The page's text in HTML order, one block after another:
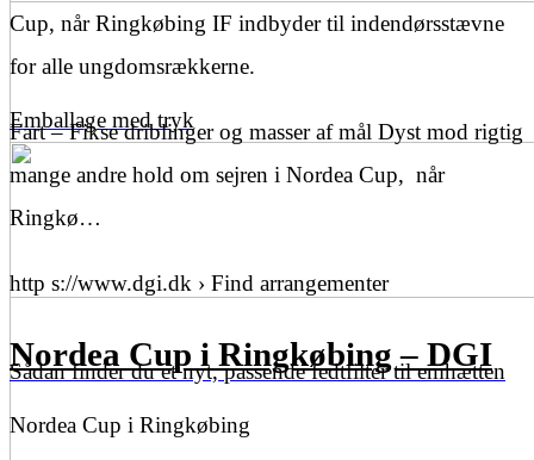
Emballage med tryk
Sådan finder du et nyt, passende fedtfilter til emhætten
Cup, når Ringkøbing IF indbyder til indendørsstævne
for alle ungdomsrækkerne.
Fart – Fikse driblinger og masser af mål Dyst mod rigtig
mange andre hold om sejren i Nordea Cup, når
Ringkø…
http s://www.dgi.dk › Find arrangementer
Nordea Cup i Ringkøbing – DGI
Nordea Cup i Ringkøbing